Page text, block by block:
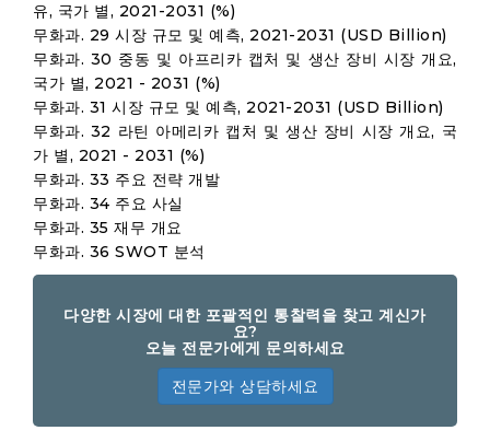
유, 국가 별, 2021-2031 (%)
무화과. 29 시장 규모 및 예측, 2021-2031 (USD Billion)
무화과. 30 중동 및 아프리카 캡처 및 생산 장비 시장 개요,
국가 별, 2021 - 2031 (%)
무화과. 31 시장 규모 및 예측, 2021-2031 (USD Billion)
무화과. 32 라틴 아메리카 캡처 및 생산 장비 시장 개요, 국
가 별, 2021 - 2031 (%)
무화과. 33 주요 전략 개발
무화과. 34 주요 사실
무화과. 35 재무 개요
무화과. 36 SWOT 분석
다양한 시장에 대한 포괄적인 통찰력을 찾고 계신가
요?
오늘 전문가에게 문의하세요
전문가와 상담하세요